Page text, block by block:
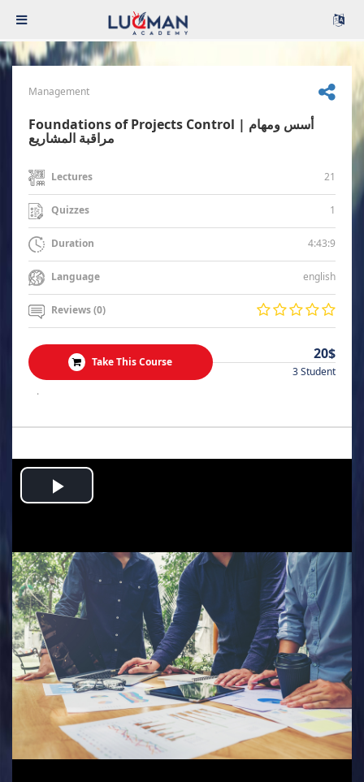
Management
Foundations of Projects Control | أسس ومهام
مراقبة المشاريع
Lectures 21
Quizzes 1
Duration 4:43:9
Language english
Reviews (0)
Take This Course 20$
3 Student
.
Play